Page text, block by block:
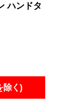
ハンドタ
除く)